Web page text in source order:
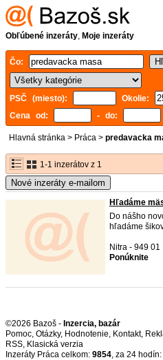
Obľúbené inzeráty, Moje inzeráty
Čo:
PSČ (miesto): Okolie:
Cena od:
- do:
Hlavná stránka > Práca > predavacka
1-1 inzerátov z 1
Nové inzeráty e-mailom
Hľadáme
Do nášho
hľadáme
Nitra - 949 01
Ponúknite
©2026 Bazoš - Inzercia, bazár
Pomoc, Otázky, Hodnotenie, Kontakt,
RSS,
Inzeráty Práca celkom: 9854, za 24 hodín: